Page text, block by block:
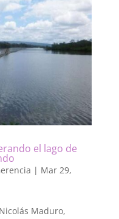
el lago de
| Mar 29,
Maduro,